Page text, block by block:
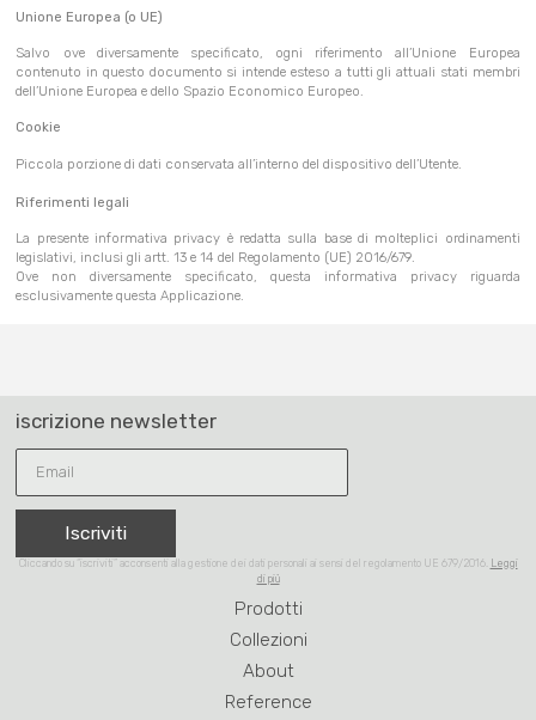
Unione Europea (o UE)
Salvo ove diversamente specificato, ogni riferimento all’Unione Europea
contenuto in questo documento si intende esteso a tutti gli attuali stati membri
dell’Unione Europea e dello Spazio Economico Europeo.
Cookie
Piccola porzione di dati conservata all’interno del dispositivo dell’Utente.
Riferimenti legali
La presente informativa privacy è redatta sulla base di molteplici ordinamenti
legislativi, inclusi gli artt. 13 e 14 del Regolamento (UE) 2016/679.
Ove non diversamente specificato, questa informativa privacy riguarda
esclusivamente questa Applicazione.
Prodotti
Collezioni
About
Reference
iscrizione newsletter
Iscriviti
Cliccando su “iscriviti” acconsenti alla gestione dei dati personali ai sensi del regolamento UE 679/2016.
Leggi
di più